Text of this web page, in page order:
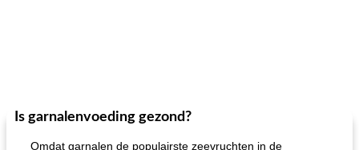
Is garnalenvoeding gezond?
Omdat garnalen de populairste zeevruchten in de